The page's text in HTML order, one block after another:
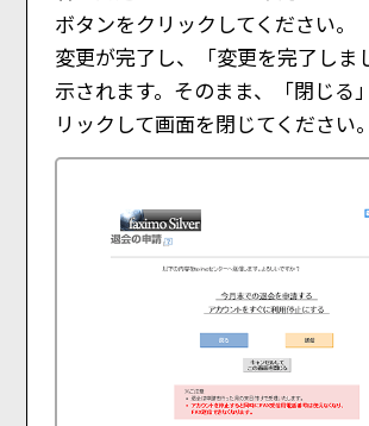
ボタンをクリックしてください。
変更が完了し、「変更を完了しま
示されます。そのまま、「閉じる
リックして画面を閉じてください。